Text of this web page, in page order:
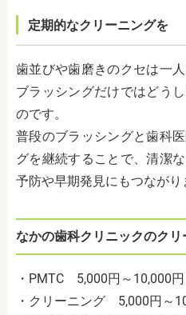
定期的なクリーニングを
歯並びや歯磨きのクセは一
ブラッシングだけではどう
のです。
普段のブラッシングと歯科
グを継続することで、清潔
予防や早期発見にもつながり
なかの歯科クリニックのク
・PMTC 5,000円～10,000円
・クリーニング 5,000円～